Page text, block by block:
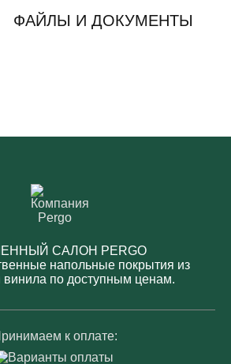
ФАЙЛЫ И ДОКУМЕНТЫ
САЛОН PERGO
напольные покрытия из
винила по доступным ценам.
к оплате: